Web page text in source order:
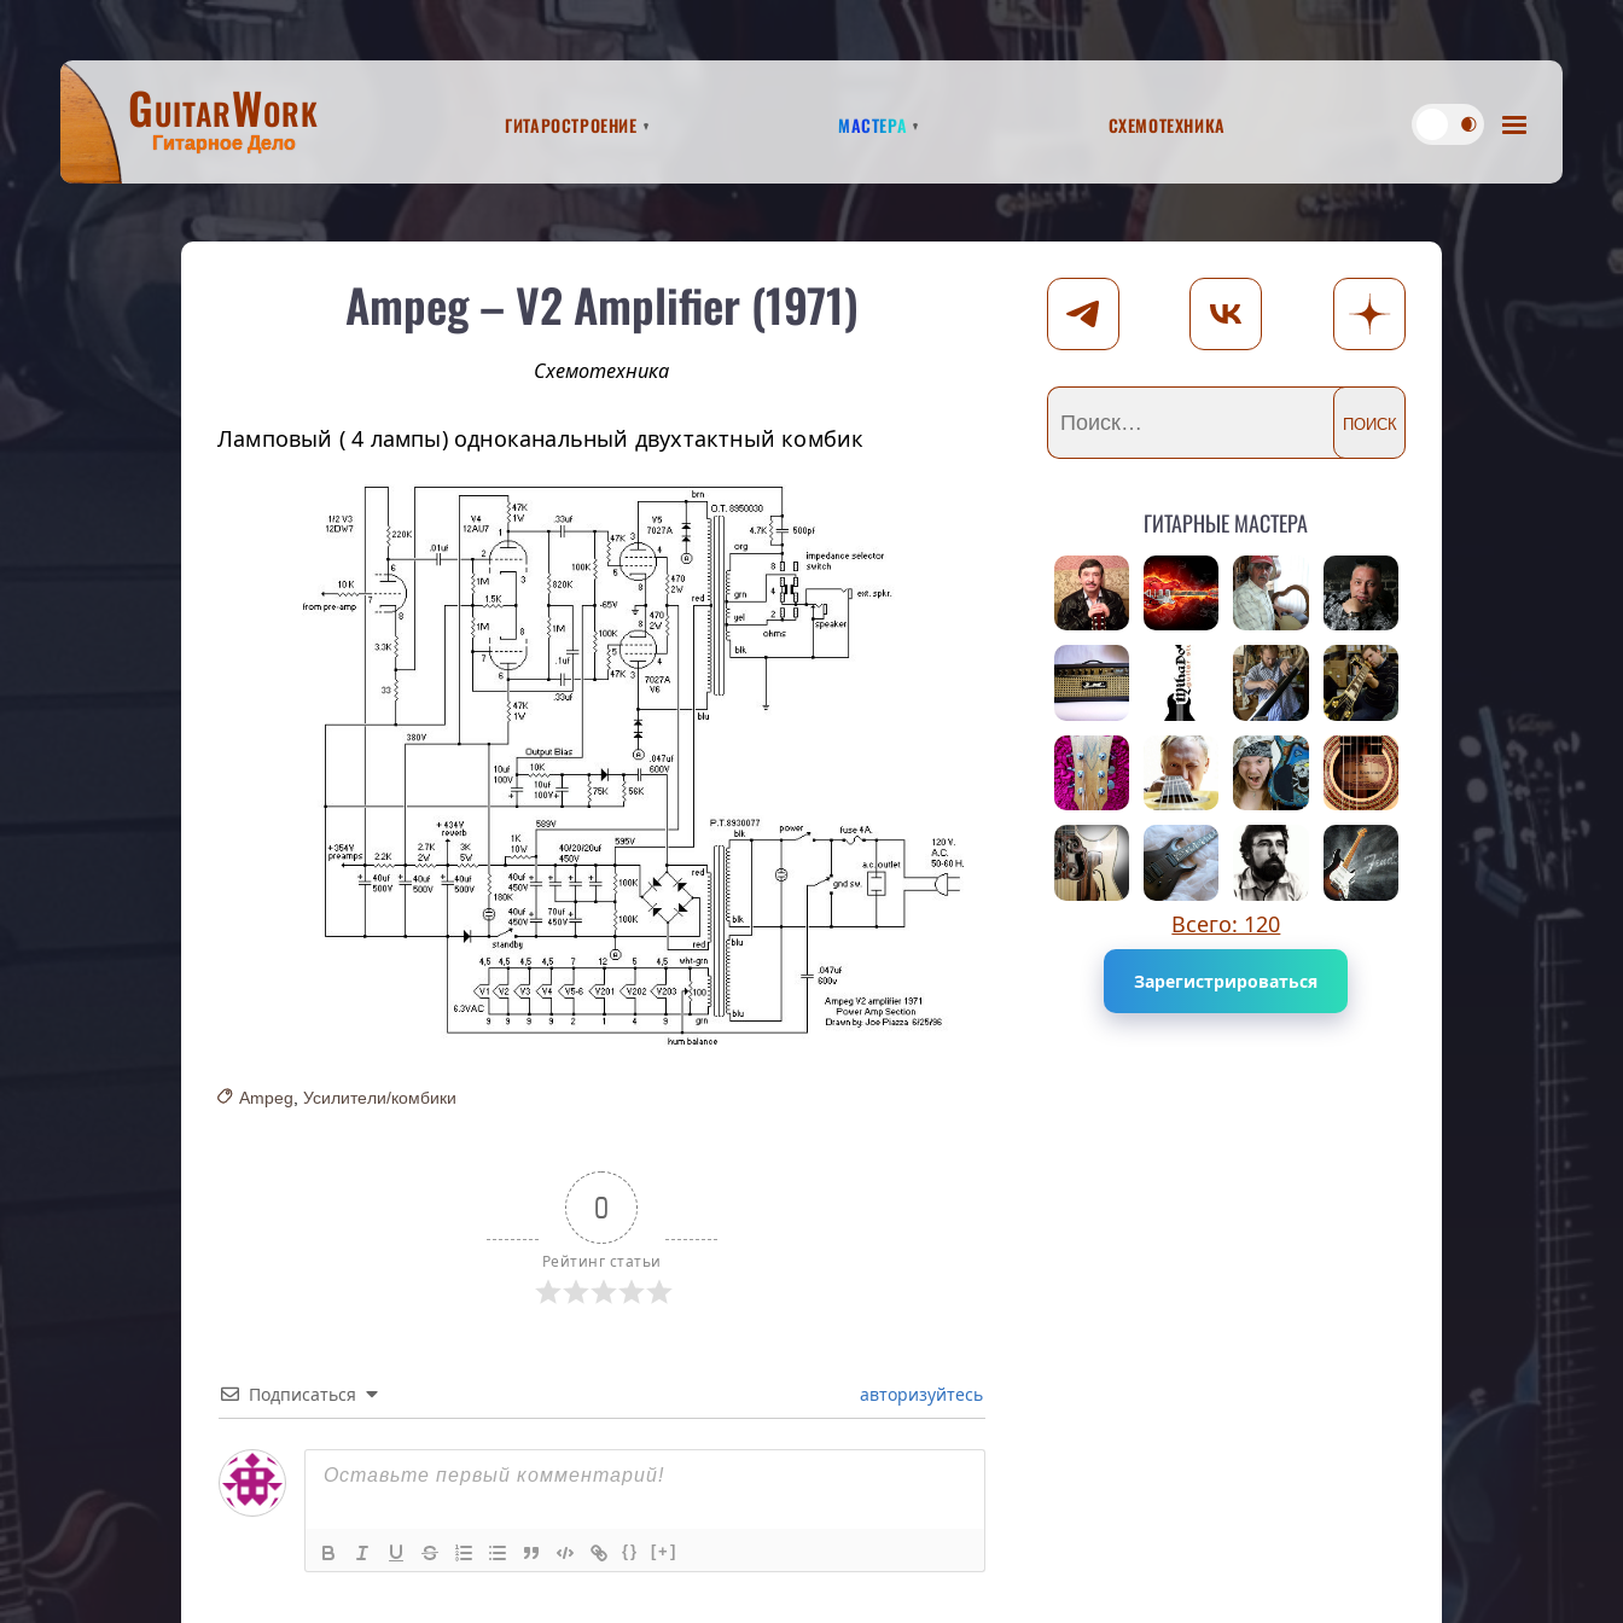
GuitarWork
Гитарное Дело
Гитаростроение Мастера Схемотехника
Ampeg – V2 Amplifier (1971)
Схемотехника
Ламповый ( 4 лампы) одноканальный двухтактный комбик
Ampeg Усилители/комбики
0
Рейтинг статьи
Подписаться авторизуйтесь
{} [+]
Гитарные мастера
Всего: 120
Зарегистрироваться